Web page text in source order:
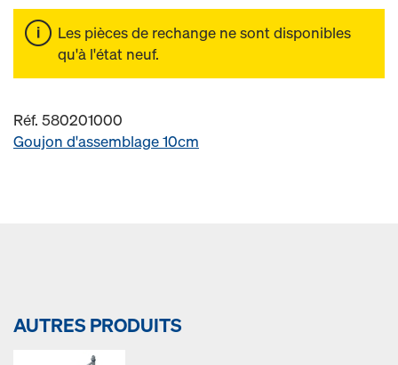
Les pièces de rechange ne sont disponibles
qu'à l'état neuf.
Réf. 580201000
Goujon d'assemblage 10cm
AUTRES PRODUITS